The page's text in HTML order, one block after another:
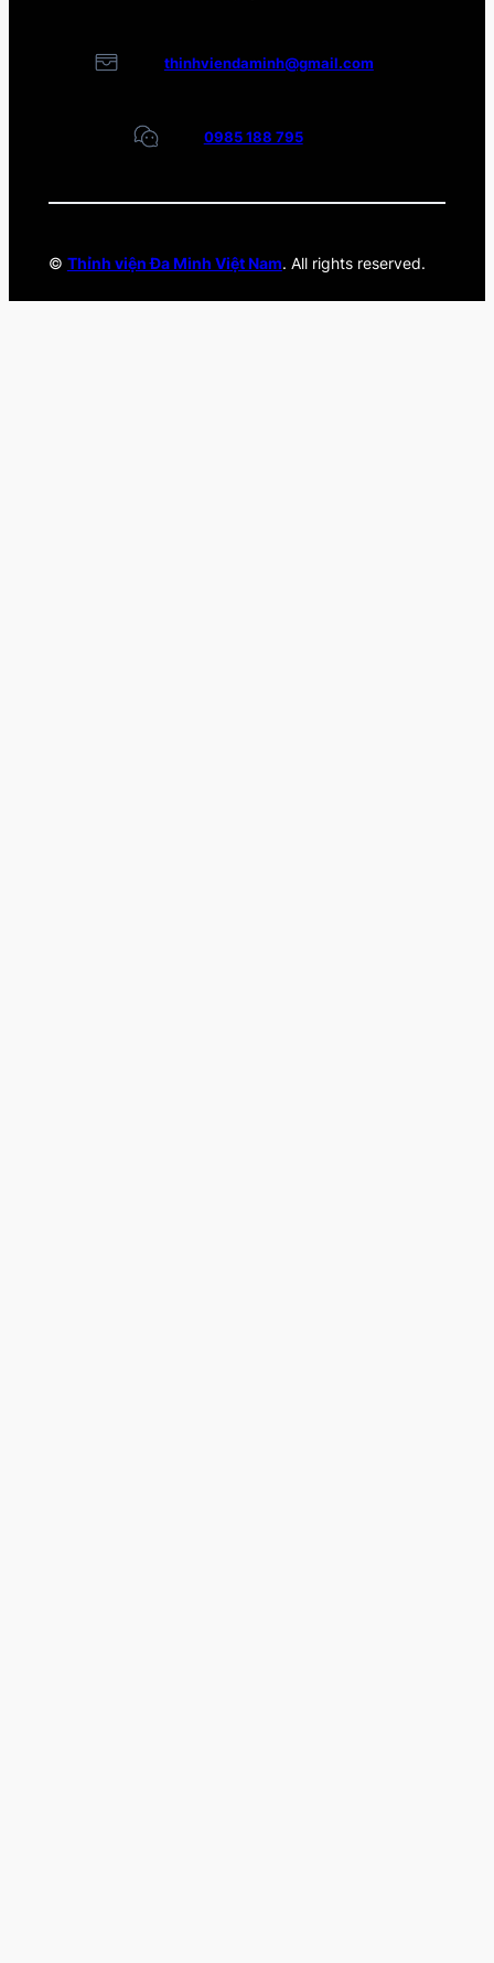
thinhviendaminh@gmail.com
0985 188 795
© Thỉnh viện Đa Minh Việt Nam. All rights reserved.